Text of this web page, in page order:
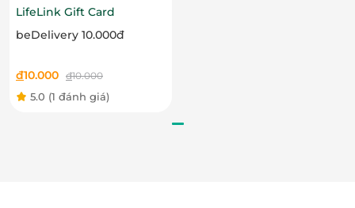
LifeLink Gift Card
beDelivery 10.000đ
đ10.000 đ10.000
5.0 (1 đánh giá)